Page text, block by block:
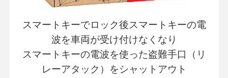
スマートキーでロック後スマートキーの電
波を車両が受け付けなくなり
スマートキーの電波を使った盗難手口（リ
レーアタック）をシャットアウト